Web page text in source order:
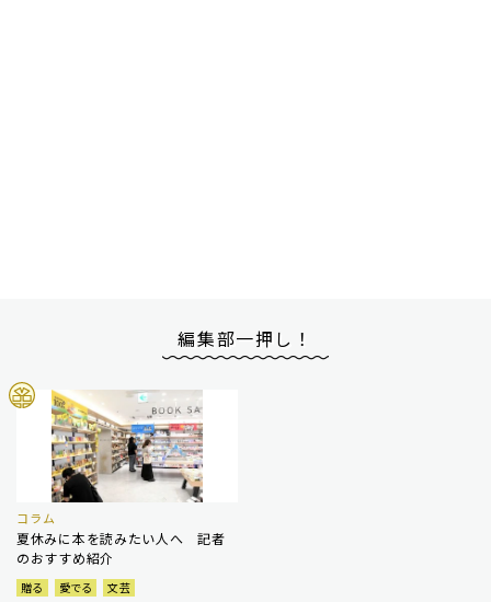
編集部一押し！
コラム
夏休みに本を読みたい人へ 記者
のおすすめ紹介
贈る 愛でる
文芸